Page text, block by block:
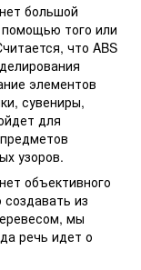
большой
того или
что ABS
элементов
сувениры,
для
узоров.
объективного
из
мы
речь идет о